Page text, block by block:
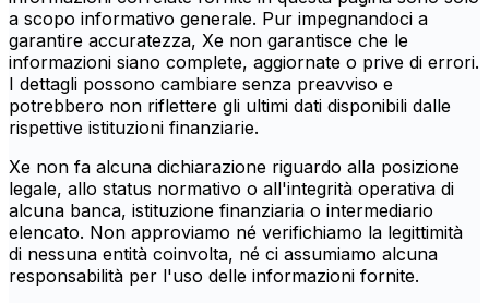
a scopo informativo generale. Pur impegnandoci a
garantire accuratezza, Xe non garantisce che le
informazioni siano complete, aggiornate o prive di errori.
I dettagli possono cambiare senza preavviso e
potrebbero non riflettere gli ultimi dati disponibili dalle
rispettive istituzioni finanziarie.
Xe non fa alcuna dichiarazione riguardo alla posizione
legale, allo status normativo o all'integrità operativa di
alcuna banca, istituzione finanziaria o intermediario
elencato. Non approviamo né verifichiamo la legittimità
di nessuna entità coinvolta, né ci assumiamo alcuna
responsabilità per l'uso delle informazioni fornite.